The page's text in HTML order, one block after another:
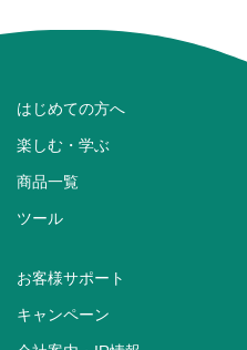
はじめての方へ
楽しむ・学ぶ
商品一覧
ツール
お客様サポート
キャンペーン